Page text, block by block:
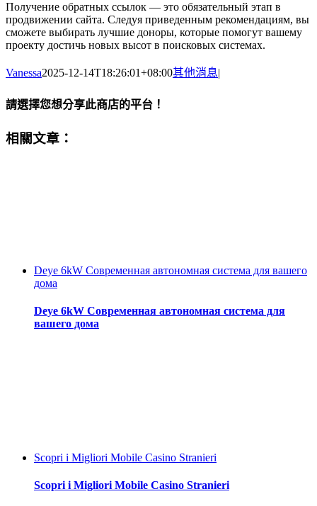
Получение обратных ссылок — это обязательный этап в
продвижении сайта. Следуя приведенным рекомендациям, вы
сможете выбирать лучшие доноры, которые помогут вашему
проекту достичь новых высот в поисковых системах.
Vanessa2025-12-14T18:26:01+08:00其他消息|
請選擇您想分享此商店的平台！
Facebook
Twitter
Reddit
LinkedIn
WhatsApp
Telegram
Tumblr
Pinterest
Vk
Xing
Email:
相關文章：
Deye 6kW Современная автономная система для вашего
дома
Deye 6kW Современная автономная система для
вашего дома
Scopri i Migliori Mobile Casino Stranieri
Scopri i Migliori Mobile Casino Stranieri